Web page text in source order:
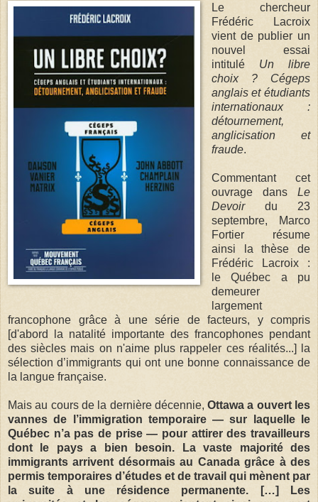
Le chercheur
Frédéric Lacroix
vient de publier un
nouvel essai
intitulé Un libre
choix ? Cégeps
anglais et étudiants
internationaux :
détournement,
anglicisation et
fraude.
Commentant cet
ouvrage dans Le
Devoir du 23
septembre, Marco
Fortier résume
ainsi la thèse de
Frédéric Lacroix :
le Québec a pu
demeurer
largement
francophone grâce à une série de facteurs, y compris
[d'abord la natalité importante des francophones pendant
des siècles mais on n'aime plus rappeler ces réalités...] la
sélection d’immigrants qui ont une bonne connaissance de
la langue française.
Mais au cours de la dernière décennie,Ottawa a ouvert les
vannes de l’immigration temporaire — sur laquelle le
Québec n’a pas de prise — pour attirer des travailleurs
dont le pays a bien besoin. La vaste majorité des
immigrants arrivent désormais au Canada grâce à des
permis temporaires d’études et de travail qui mènent par
la suite à une résidence permanente. […] Les